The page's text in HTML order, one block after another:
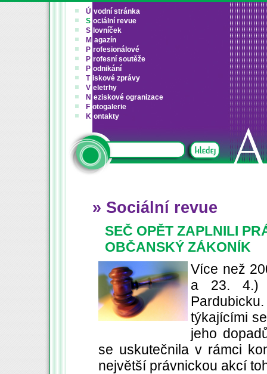
Ú vodní stránka
S ociální revue
S lovníček
M agazín
P rofesionálové
P rofesní soutěže
P odnikání
T iskové zprávy
V eletrhy
N eziskové ogranizace
F otogalerie
K ontakty
» Sociální revue
SEČ OPĚT ZAPLNILI
OBČANSKÝ ZÁKONÍK
Více než
a 23. 4.)
týkajícími
jeho
se uskutečnila v rámci
největší právnickou akcí